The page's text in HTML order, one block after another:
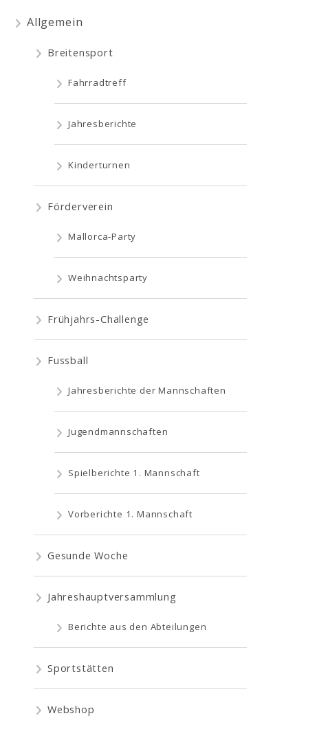
Allgemein
Breitensport
Fahrradtreff
Jahresberichte
Kinderturnen
Förderverein
Mallorca-Party
Weihnachtsparty
Frühjahrs-Challenge
Fussball
Jahresberichte der Mannschaften
Jugendmannschaften
Spielberichte 1. Mannschaft
Vorberichte 1. Mannschaft
Gesunde Woche
Jahreshauptversammlung
Berichte aus den Abteilungen
Sportstätten
Webshop